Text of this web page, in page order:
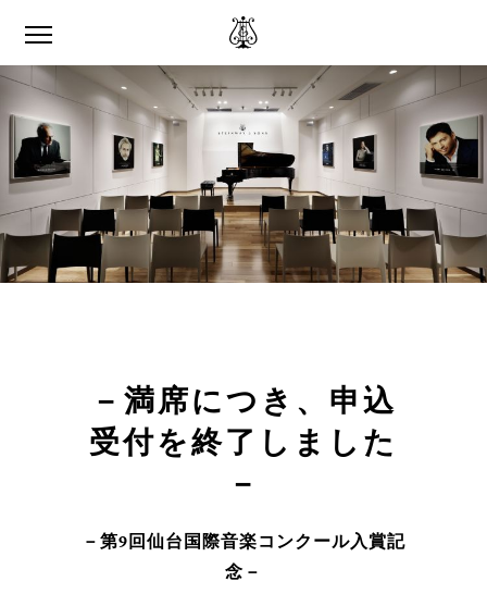
－満席につき、申込
受付を終了しました
－
－第9回仙台国際音楽コンクール入賞記
念－